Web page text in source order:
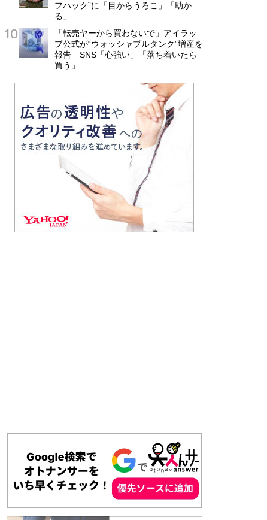
フハック”に「目からうろこ」「助か
る」
「転売ヤーから買わないで」アイラッ
プ公式が“ウォッシャブルタンク”増産を
報告 SNS「心強い」「落ち着いたら
買う」